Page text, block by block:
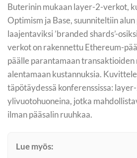
Buterinin mukaan layer-2-verkot,
Optimism ja Base, suunniteltiin
laajentaviksi ’branded shards’-
verkot on rakennettu Ethereum-
päälle parantamaan transaktioiden
alentamaan kustannuksia.
täpötäydessä konferenssissa:
ylivuotohuoneina, jotka
ilman pääsalin ruuhkaa.
Lue myös: